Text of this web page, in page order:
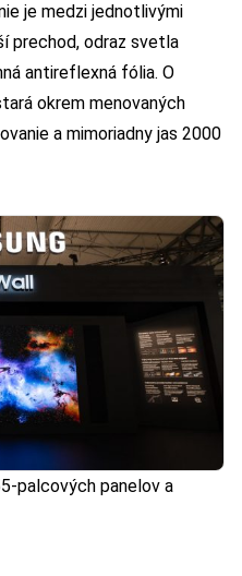
je medzi jednotlivými
prechod, odraz svetla
antireflexná fólia. O
okrem menovaných
a mimoriadny jas 2000
palcových panelov a